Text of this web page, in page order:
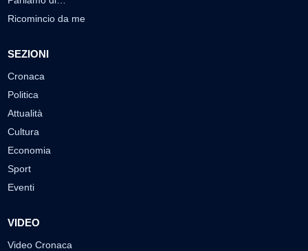
Ricomincio da me
SEZIONI
Cronaca
Politica
Attualità
Cultura
Economia
Sport
Eventi
VIDEO
Video Cronaca